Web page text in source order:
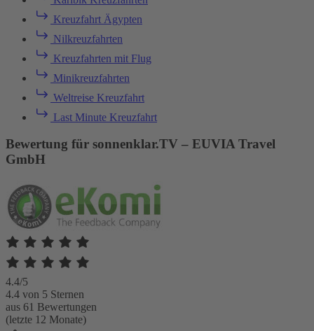
Kreuzfahrt Ägypten
Nilkreuzfahrten
Kreuzfahrten mit Flug
Minikreuzfahrten
Weltreise Kreuzfahrt
Last Minute Kreuzfahrt
Bewertung für sonnenklar.TV – EUVIA Travel
GmbH
4.4/5
4.4 von 5 Sternen
aus 61 Bewertungen
(letzte 12 Monate)